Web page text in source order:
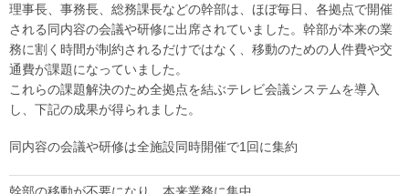
理事長、事務長、総務課長などの幹部は、ほぼ毎日、各拠点で開催
される同内容の会議や研修に出席されていました。幹部が本来の業
務に割く時間が制約されるだけではなく、移動のための人件費や交
通費が課題になっていました。
これらの課題解決のため全拠点を結ぶテレビ会議システムを導入
し、下記の成果が得られました。
同内容の会議や研修は全施設同時開催で1回に集約